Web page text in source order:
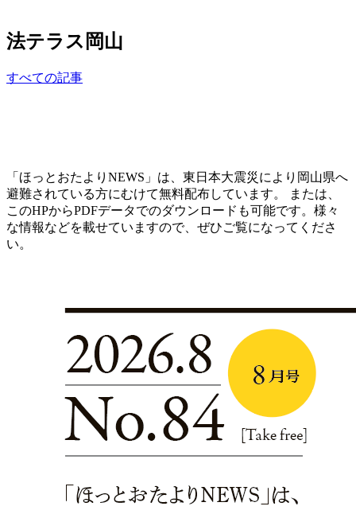
法テラス岡山
すべての記事
「ほっとおたよりNEWS」は、東日本大震災により岡山県へ
避難されている方にむけて無料配布しています。 または、
このHPからPDFデータでのダウンロードも可能です。様々
な情報などを載せていますので、ぜひご覧になってくださ
い。